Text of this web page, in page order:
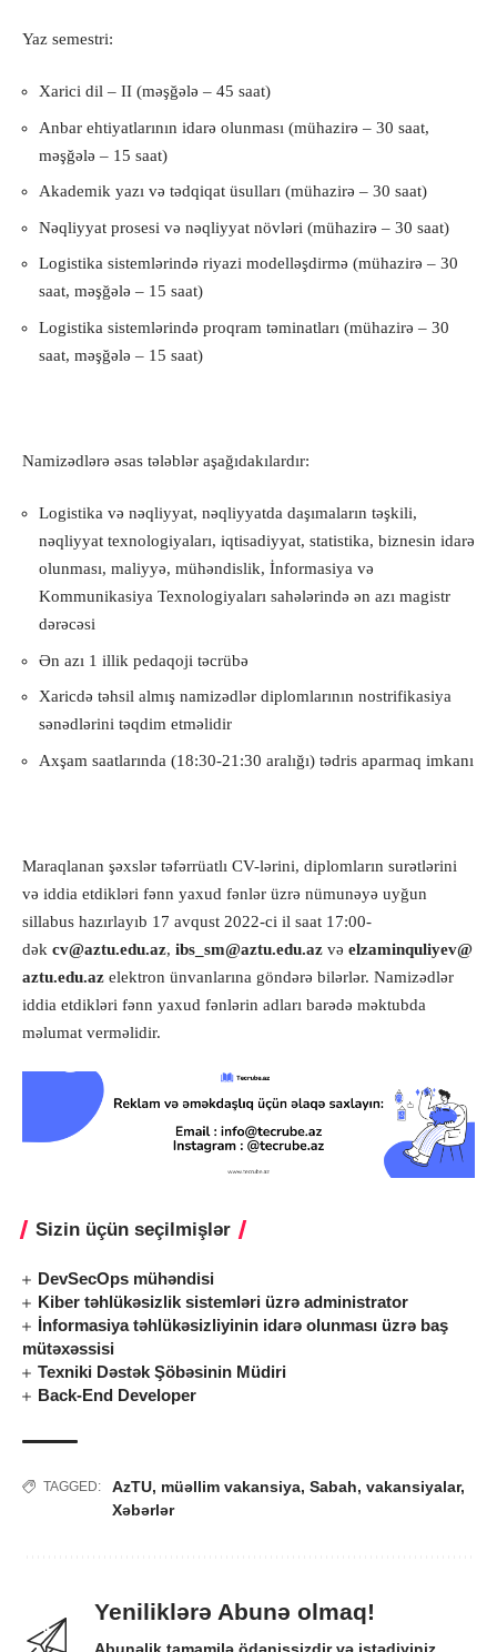
Yaz semestri:
Xarici dil – II (məşğələ – 45 saat)
Anbar ehtiyatlarının idarə olunması (mühazirə – 30 saat,
məşğələ – 15 saat)
Akademik yazı və tədqiqat üsulları (mühazirə – 30 saat)
Nəqliyyat prosesi və nəqliyyat növləri (mühazirə – 30 saat)
Logistika sistemlərində riyazi modelləşdirmə (mühazirə – 30
saat, məşğələ – 15 saat)
Logistika sistemlərində proqram təminatları (mühazirə – 30
saat, məşğələ – 15 saat)
Namizədlərə əsas tələblər aşağıdakılardır:
Logistika və nəqliyyat, nəqliyyatda daşımaların təşkili,
nəqliyyat texnologiyaları, iqtisadiyyat, statistika, biznesin idarə
olunması, maliyyə, mühəndislik, İnformasiya və
Kommunikasiya Texnologiyaları sahələrində ən azı magistr
dərəcəsi
Ən azı 1 illik pedaqoji təcrübə
Xaricdə təhsil almış namizədlər diplomlarının nostrifikasiya
sənədlərini təqdim etməlidir
Axşam saatlarında (18:30-21:30 aralığı) tədris aparmaq imkanı
Maraqlanan şəxslər təfərrüatlı CV-lərini, diplomların surətlərini
və iddia etdikləri fənn yaxud fənlər üzrə nümunəyə uyğun
sillabus hazırlayıb 17 avqust 2022-ci il saat 17:00-
dək cv@aztu.edu.az, ibs_sm@aztu.edu.az və elzaminquliyev@
aztu.edu.az elektron ünvanlarına göndərə bilərlər. Namizədlər
iddia etdikləri fənn yaxud fənlərin adları barədə məktubda
məlumat verməlidir.
Sizin üçün seçilmişlər
DevSecOps mühəndisi
Kiber təhlükəsizlik sistemləri üzrə administrator
İnformasiya təhlükəsizliyinin idarə olunması üzrə baş
mütəxəssisi
Texniki Dəstək Şöbəsinin Müdiri
Back-End Developer
TAGGED: AzTU, müəllim vakansiya, Sabah, vakansiyalar,
Xəbərlər
Yeniliklərə Abunə olmaq!
Abunəlik tamamilə ödənişsizdir və istədiyiniz